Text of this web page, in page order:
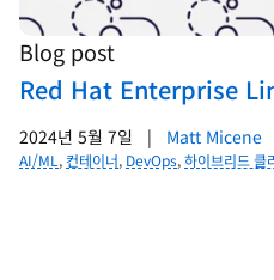
Blog post
Red Hat Enterprise
2024년 5월 7일 | Matt Micene
AI/ML , 컨테이너, DevOps,하이브리드 클